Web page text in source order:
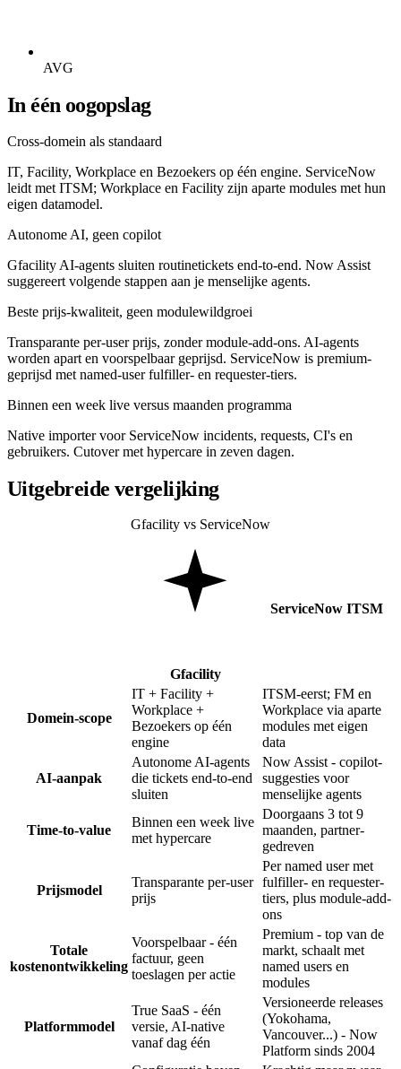
AVG
In één oogopslag
Cross-domein als standaard
IT, Facility, Workplace en Bezoekers op één engine. ServiceNow
leidt met ITSM; Workplace en Facility zijn aparte modules met hun
eigen datamodel.
Autonome AI, geen copilot
Gfacility AI-agents sluiten routinetickets end-to-end. Now Assist
suggereert volgende stappen aan je menselijke agents.
Beste prijs-kwaliteit, geen modulewildgroei
Transparante per-user prijs, zonder module-add-ons. AI-agents
worden apart en voorspelbaar geprijsd. ServiceNow is premium-
geprijsd met named-user fulfiller- en requester-tiers.
Binnen een week live versus maanden programma
Native importer voor ServiceNow incidents, requests, CI's en
gebruikers. Cutover met hypercare in zeven dagen.
Uitgebreide vergelijking
Gfacility vs ServiceNow
Gfacility
ServiceNow ITSM
Domein-scope
IT + Facility +
Workplace +
Bezoekers op één
engine
ITSM-eerst; FM en
Workplace via aparte
modules met eigen
data
AI-aanpak
Autonome AI-agents
die tickets end-to-end
sluiten
Now Assist - copilot-
suggesties voor
menselijke agents
Time-to-value
Binnen een week live
met hypercare
Doorgaans 3 tot 9
maanden, partner-
gedreven
Prijsmodel
Transparante per-user
prijs
Per named user met
fulfiller- en requester-
tiers, plus module-add-
ons
Totale
kostenontwikkeling
Voorspelbaar - één
factuur, geen
toeslagen per actie
Premium - top van de
markt, schaalt met
named users en
modules
Platformmodel
True SaaS - één
versie, AI-native
vanaf dag één
Versioneerde releases
(Yokohama,
Vancouver...) - Now
Platform sinds 2004